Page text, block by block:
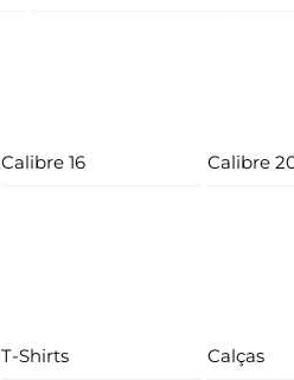
Calibre 16 Calibre
T-Shirts Calças